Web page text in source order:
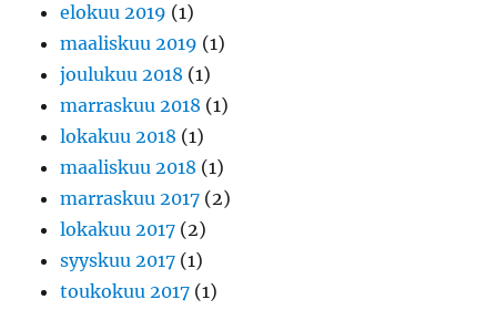
elokuu 2019 (1)
maaliskuu 2019 (1)
joulukuu 2018 (1)
marraskuu 2018 (1)
lokakuu 2018 (1)
maaliskuu 2018 (1)
marraskuu 2017 (2)
lokakuu 2017 (2)
syyskuu 2017 (1)
toukokuu 2017 (1)